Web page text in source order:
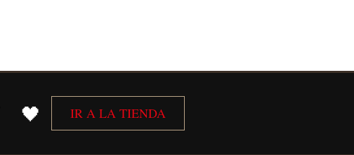
🖤 IR A LA TIENDA